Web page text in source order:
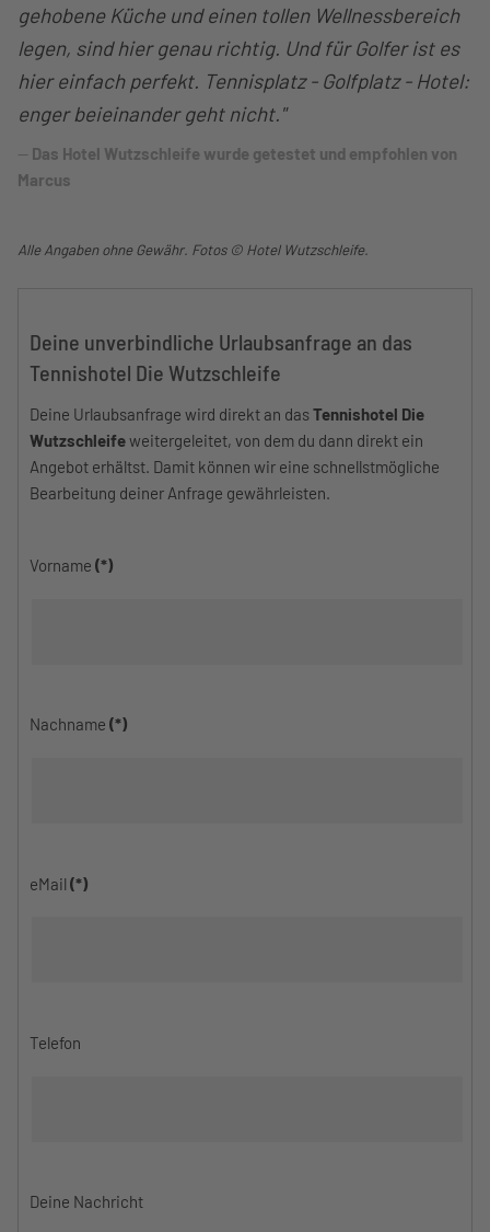
gehobene Küche und einen tollen Wellnessbereich
legen, sind hier genau richtig. Und für Golfer ist es
hier einfach perfekt. Tennisplatz - Golfplatz - Hotel:
enger beieinander geht nicht."
Das Hotel Wutzschleife wurde getestet und empfohlen von
Marcus
Alle Angaben ohne Gewähr. Fotos © Hotel Wutzschleife.
Deine unverbindliche Urlaubsanfrage an das
Tennishotel Die Wutzschleife
Deine Urlaubsanfrage wird direkt an dasTennishotel Die
Wutzschleifeweitergeleitet, von dem du dann direkt ein
Angebot erhältst. Damit können wir eine schnellstmögliche
Bearbeitung deiner Anfrage gewährleisten.
Vorname (*)
Nachname (*)
eMail (*)
Telefon
Deine Nachricht